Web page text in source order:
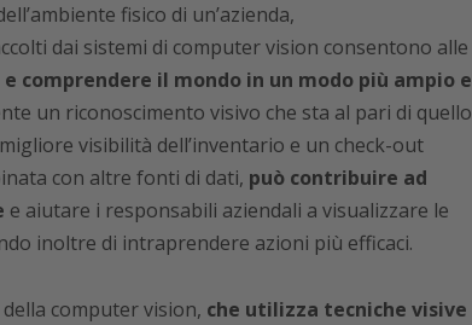
fisico di un’azienda,
dai sistemi di computer vision consentono alle
comprendere il mondo in un modo più ampio e
un riconoscimento visivo che sta al pari di quello
visibilità dell’inventario e un check-out
con altre fonti di dati, può contribuire ad
e aiutare i responsabili aziendali a visualizzare le
inoltre di intraprendere azioni più efficaci.
computer vision, che utilizza tecniche visive